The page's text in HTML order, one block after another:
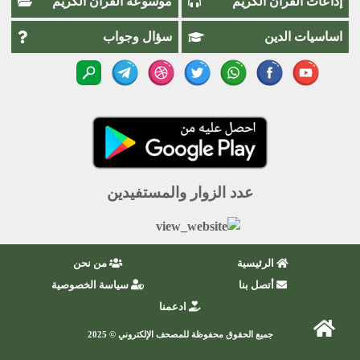
اساسيات الدين سؤال وجواب
عدد الزوار والمستفيدين
الرئيسية
من نحن
أتصل بنا
سياسة الخصوصية
ادعمنا
جميع الحقوق محفوظة للمصحف الإلكتروني © 2025